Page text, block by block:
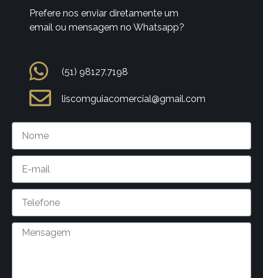
Prefere nos enviar diretamente um
email ou mensagem no Whatsapp?
(51) 98127.7198
liscomguiacomercial@gmail.com